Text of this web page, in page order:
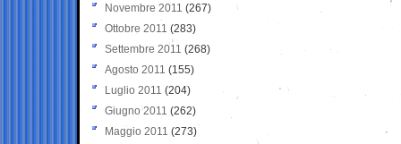
Novembre 2011 (267)
Ottobre 2011 (283)
Settembre 2011 (268)
Agosto 2011 (155)
Luglio 2011 (204)
Giugno 2011 (262)
Maggio 2011 (273)